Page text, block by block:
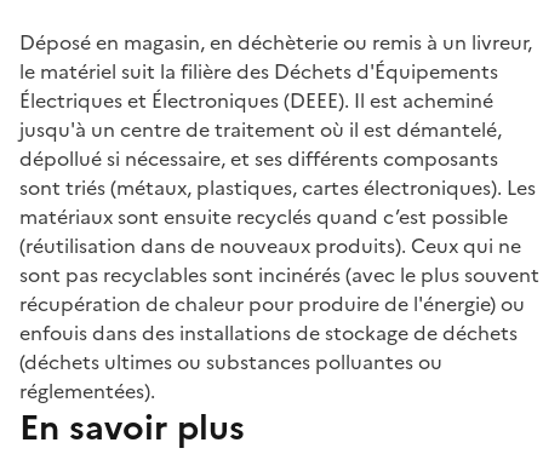
Déposé en magasin, en déchèterie ou remis à un livreur,
le matériel suit la filière des Déchets d'Équipements
Électriques et Électroniques (DEEE). Il est acheminé
jusqu'à un centre de traitement où il est démantelé,
dépollué si nécessaire, et ses différents composants
sont triés (métaux, plastiques, cartes électroniques). Les
matériaux sont ensuite recyclés quand c’est possible
(réutilisation dans de nouveaux produits). Ceux qui ne
sont pas recyclables sont incinérés (avec le plus souvent
récupération de chaleur pour produire de l'énergie) ou
enfouis dans des installations de stockage de déchets
(déchets ultimes ou substances polluantes ou
réglementées).
En savoir plus